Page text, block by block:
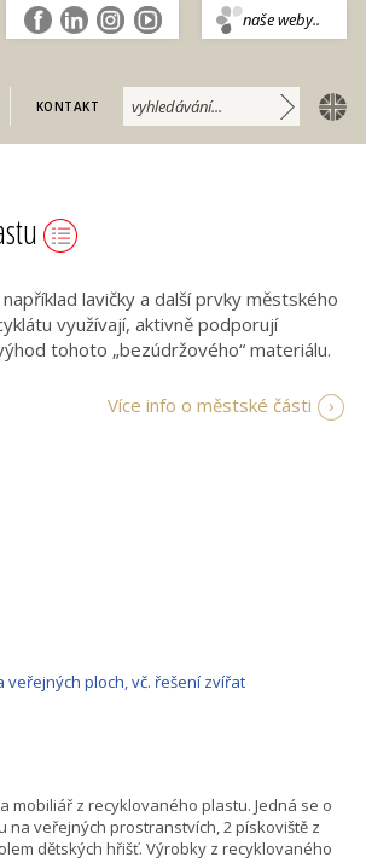
naše weby..
KONTAKT english
lavičky a další prvky městského
využívají, aktivně podporují
tohoto „bezúdržového“ materiálu.
Více info o městské části
veřejných ploch, vč. řešení zvířat
mobiliář z recyklovaného plastu. Jedná se o
na veřejných prostranstvích, 2 pískoviště z
dětských hřišť. Výrobky z recyklovaného